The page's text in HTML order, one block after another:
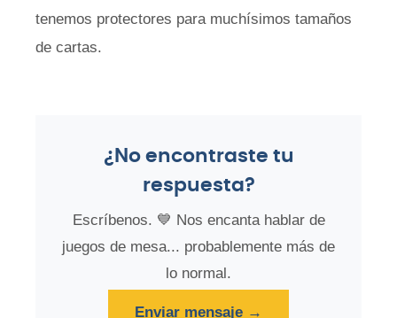
tenemos protectores para muchísimos tamaños
de cartas.
¿No encontraste tu
respuesta?
Escríbenos. 💙 Nos encanta hablar de
juegos de mesa... probablemente más de
lo normal.
Enviar mensaje →